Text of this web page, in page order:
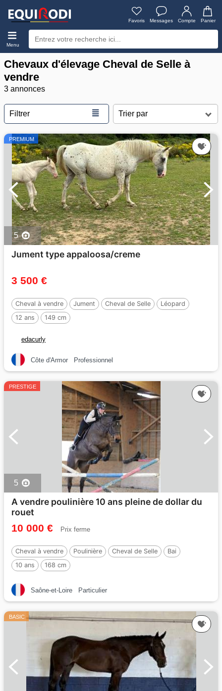
Favoris Messages Compte Panier
Menu
Chevaux d'élevage Cheval de Selle à
vendre
3 annonces
Filtrer ≣
PREMIUM
5
Jument type appaloosa/creme
3 500 €
Cheval à vendre Jument Cheval de Selle
Léopard
12 ans
149 cm
edacurly
Côte d'Armor Professionnel
PRESTIGE
5
A vendre poulinière 10 ans pleine de dollar du
rouet
10 000 € Prix ferme
Cheval à vendre Poulinière Cheval de Selle
Bai
10 ans
168 cm
Saône-et-Loire Particulier
BASIC